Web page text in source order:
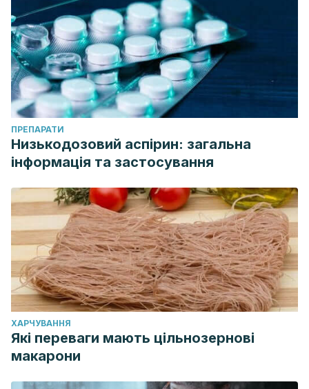
ПРЕПАРАТИ
Низькодозовий аспірин: загальна
інформація та застосування
ХАРЧУВАННЯ
Які переваги мають цільнозернові
макарони